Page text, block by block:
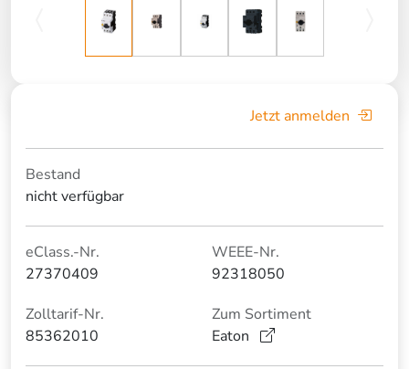
Jetzt anmelden
Bestand
nicht verfügbar
eClass.-Nr.
27370409
WEEE-Nr.
92318050
Zolltarif-Nr.
85362010
Zum Sortiment
Eaton